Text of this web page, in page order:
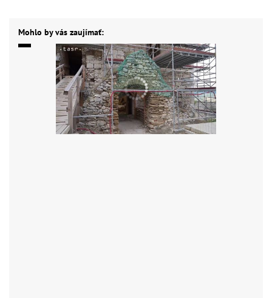
Mohlo by vás zaujímať: